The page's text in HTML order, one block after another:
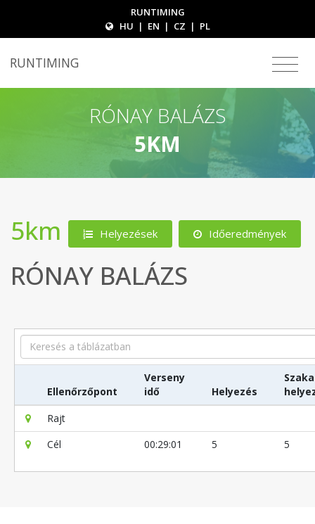
RUNTIMING
HU | EN | CZ | PL
RUNTIMING
RÓNAY BALÁZS
5KM
Helyezések Időeredmények
5km
RÓNAY BALÁZS
Search
Ellenőrzőpont
Verseny
idő
Helyezés
Rajt
Cél
00:29:01 5 5